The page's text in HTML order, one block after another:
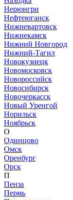
Нерюнгри
Нефтеюганск
Нижневартовск
Нижнекамск
Нижний Новгород
Нижний-Тагил
Новокузнецк
Новомосковск
Новороссийск
Новосибирск
Новочеркасск
Новый Уренгой
Норильск
Ноябрьск
О
Одинцово
Омск
Оренбург
Орск
П
Пенза
Пермь